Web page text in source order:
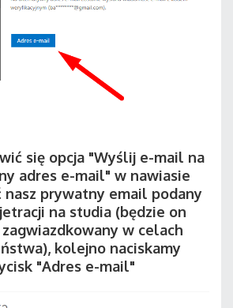
się opcja "Wyślij e-mail na
adres e-mail" w nawiasie
nasz prywatny email podany
na studia (będzie on
w celach
kolejno naciskamy
"Adres e-mail"